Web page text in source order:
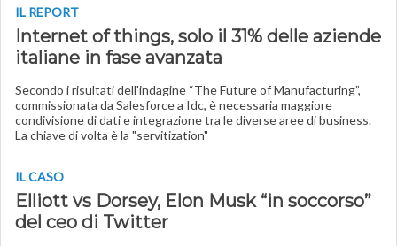
IL REPORT
Internet of things, solo il 31% delle aziende
italiane in fase avanzata
Secondo i risultati dell'indagine “The Future of Manufacturing”,
commissionata da Salesforce a Idc, è necessaria maggiore
condivisione di dati e integrazione tra le diverse aree di business.
La chiave di volta è la "servitization"
IL CASO
Elliott vs Dorsey, Elon Musk “in soccorso”
del ceo di Twitter